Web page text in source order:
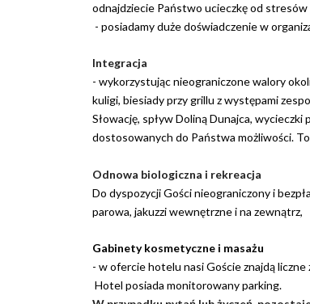
odnajdziecie Państwo ucieczkę od stresów
- posiadamy duże doświadczenie w
Integracja
- wykorzystując nieograniczone walory
kuligi, biesiady przy grillu z występami
Słowację, spływ Doliną Dunajca,
dostosowanych do Państwa możliwości. To
Odnowa biologiczna i rekreacja
Do dyspozycji Gości nieograniczony i
parowa, jakuzzi wewnętrzne i na zewnątrz,
Gabinety kosmetyczne i masażu
- w ofercie hotelu nasi Goście znajdą liczne
Hotel posiada monitorowany parking.